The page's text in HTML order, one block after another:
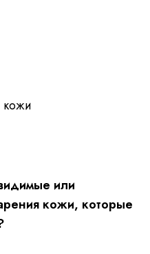
кожи
или
кожи, которые